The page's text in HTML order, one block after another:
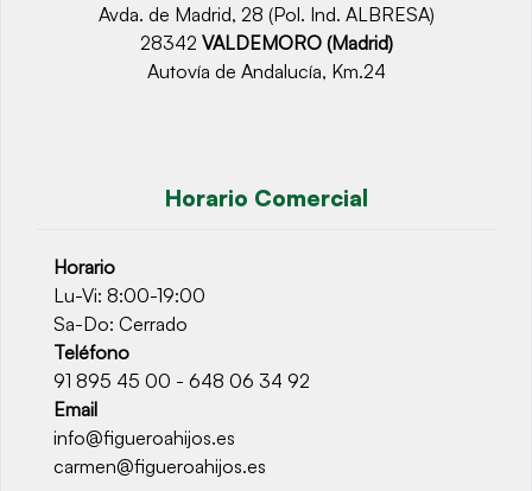
Avda. de Madrid, 28 (Pol. Ind. ALBRESA)
28342 VALDEMORO (Madrid)
Autovía de Andalucía, Km.24
Horario Comercial
Horario
Lu-Vi: 8:00-19:00
Sa-Do: Cerrado
Teléfono
91 895 45 00 - 648 06 34 92
Email
info@figueroahijos.es
carmen@figueroahijos.es